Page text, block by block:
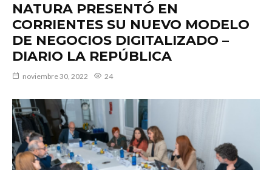
NATURA PRESENTÓ EN
CORRIENTES SU NUEVO MODELO
DE NEGOCIOS DIGITALIZADO –
DIARIO LA REPÚBLICA
noviembre 30, 2022 24